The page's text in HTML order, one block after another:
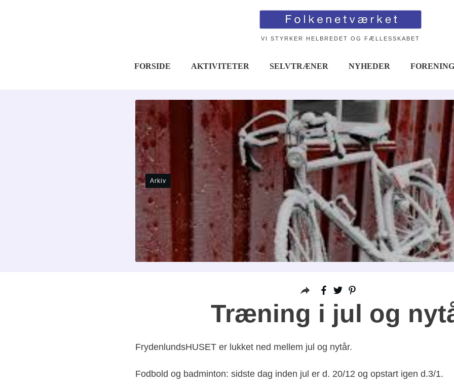
VI STYRKER HELBREDET OG FÆLLESSKABET
FORSIDE AKTIVITETER SELVTRÆNER NYHEDER
Arkiv
Træning i jul og
FrydenlundsHUSET er lukket ned mellem jul og nytår.
Fodbold og badminton: sidste dag inden jul er d. 20/12 og opstart igen d.3/1.